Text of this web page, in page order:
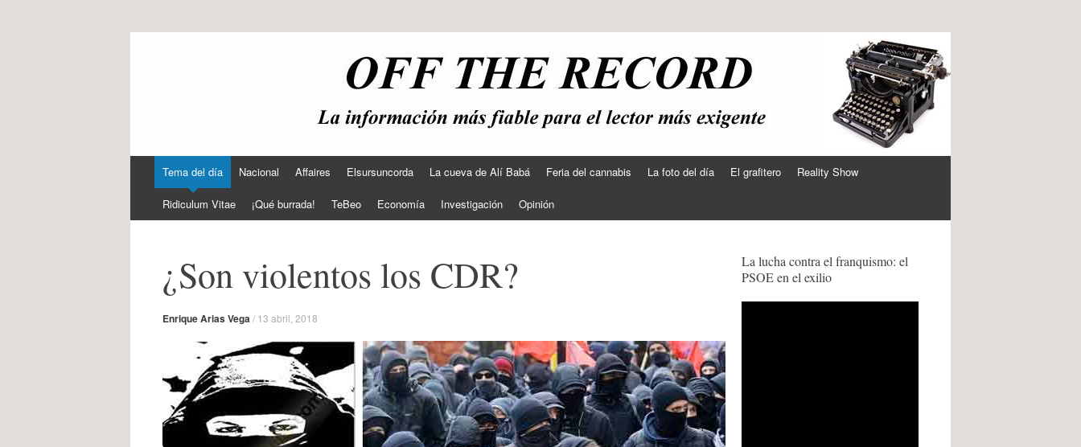
contenido
Tema del día Nacional Affaires Elsursuncorda La cueva de Alí Babá Feria del cannabis La foto del día El grafitero Reality Show
Ridiculum Vitae ¡Qué burrada! TeBeo Economía Investigación Opinión
¿Son violentos los CDR?
Enrique Arias Vega/ 13 abril, 2018
La lucha contra el franquismo: el
PSOE en el exilio